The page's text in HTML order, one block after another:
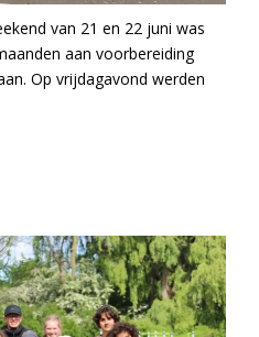
van 21 en 22 juni was
aan voorbereiding
Op vrijdagavond werden